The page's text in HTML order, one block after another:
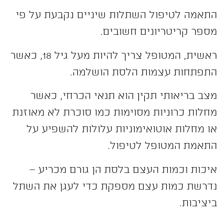
לטיפול השתלות שיניים נקבעת על פי
קריטריונים חשובים.
ראשית, המטופל צריך להיות מעל גיל 18, כאשר
עצמות הלסת הושלמה.
בריאותי תקין הוא תנאי הכרחי, כאשר
כרוניות מסוימות כמו סוכרת לא מאוזנת
מחלות אוטואימוניות עלולות להשפיע על
המטופל לטיפול.
וכמות העצם בלסת הן גורם מכריע –
כמות עצם מספקת כדי לעגן את השתל